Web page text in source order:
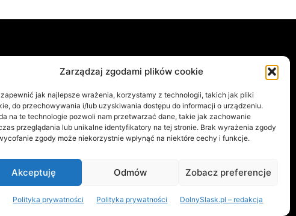
Zarządzaj zgodami plików cookie
jak najlepsze wrażenia, korzystamy z technologii, takich jak pliki
do przechowywania i/lub uzyskiwania dostępu do informacji o urządzeniu.
na te technologie pozwoli nam przetwarzać dane, takie jak zachowanie
przeglądania lub unikalne identyfikatory na tej stronie. Brak wyrażenia zgody
zgody może niekorzystnie wpłynąć na niektóre cechy i funkcje.
Akceptuję Odmów Zobacz preferencje
Polityka prywatności Polityka prywatności DolnySlask.pl – redakcja
ŚLĄSKA
589
434
ŚLĄSK
190
I TORACH
DOLNYM ŚLĄSKU
161
Ostatnio opublikowane
inspirowany „Małą Moskwą”.
Trwa nabór projektów
3 sierpnia, 2026
w nowy wymiar